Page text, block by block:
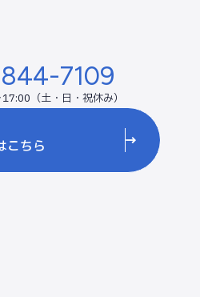
7109
（土・日・祝休み）
こちら